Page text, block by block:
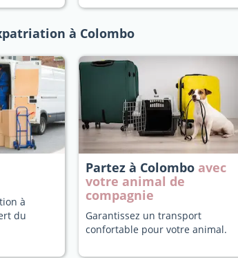
à Colombo
à
du
Partez à Colombo avec
votre animal de
compagnie
Garantissez un transport
confortable pour votre animal.